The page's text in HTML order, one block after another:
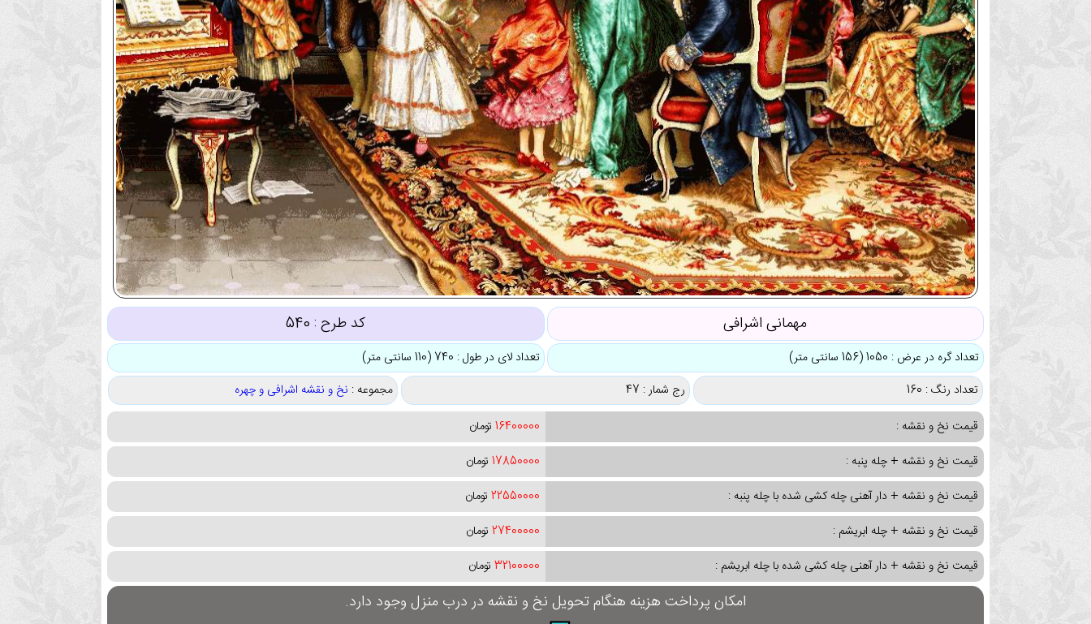
مهمانی اشرافی کد طرح : 540
تعداد گره در عرض : 1050 (156 سانتی متر)
تعداد لای در طول : 740 (110 سانتی متر)
تعداد رنگ : 160
رج شمار : 47 مجموعه : نخ و نقشه اشرافی و چهره
قیمت نخ و نقشه :
16400000 تومان
قیمت نخ و نقشه + چله پنبه :
17850000 تومان
قیمت نخ و نقشه + دار آهنی چله کشی شده با چله پنبه :
22550000 تومان
قیمت نخ و نقشه + چله ابریشم :
27400000 تومان
قیمت نخ و نقشه + دار آهنی چله کشی شده با چله ابریشم :
32100000 تومان
امکان پرداخت هزینه هنگام تحویل نخ و نقشه در درب منزل وجود دارد.